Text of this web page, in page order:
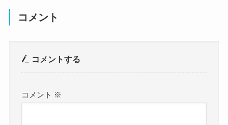
コメント
コメントする
コメント ※